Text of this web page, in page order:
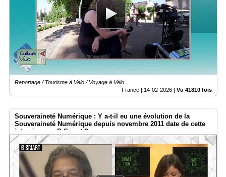
Reportage / Tourisme à Vélo / Voyage à Vélo
France | 14-02-2026 | Vu 41810 fois
Souveraineté Numérique : Y a-t-il eu une évolution de la
Souveraineté Numérique depuis novembre 2011 date de cette
interview par B-Smart ?